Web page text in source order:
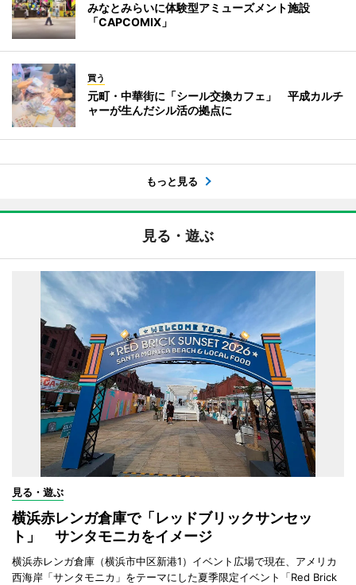
みなとみらいに体験型アミューズメント施設
「CAPCOMIX」
買う
元町・中華街に「シール交換カフェ」 平成カルチ
ャーが生んだシル活の拠点に
もっと見る
見る・遊ぶ
見る・遊ぶ
横浜赤レンガ倉庫で「レッドブリックサンセッ
ト」 サンタモニカをイメージ
横浜赤レンガ倉庫（横浜市中区新港1）イベント広場で現在、アメリカ
西海岸「サンタモニカ」をテーマにした夏季限定イベント「Red Brick